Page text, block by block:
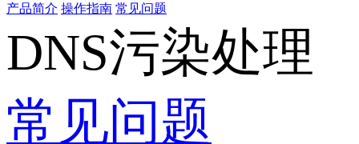
产品简介 操作指南 常见问题
DNS污染处理
常见问题